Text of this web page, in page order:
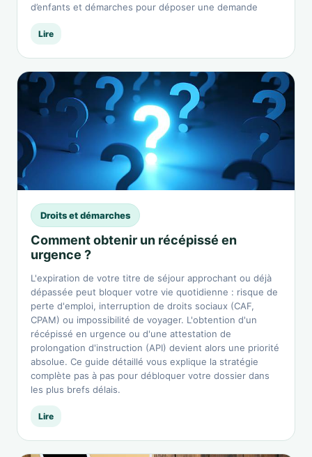
d’enfants et démarches pour déposer une demande
Lire
Droits et démarches
Comment obtenir un récépissé en
urgence ?
L'expiration de votre titre de séjour approchant ou déjà
dépassée peut bloquer votre vie quotidienne : risque de
perte d'emploi, interruption de droits sociaux (CAF,
CPAM) ou impossibilité de voyager. L'obtention d'un
récépissé en urgence ou d'une attestation de
prolongation d'instruction (API) devient alors une priorité
absolue. Ce guide détaillé vous explique la stratégie
complète pas à pas pour débloquer votre dossier dans
les plus brefs délais.
Lire